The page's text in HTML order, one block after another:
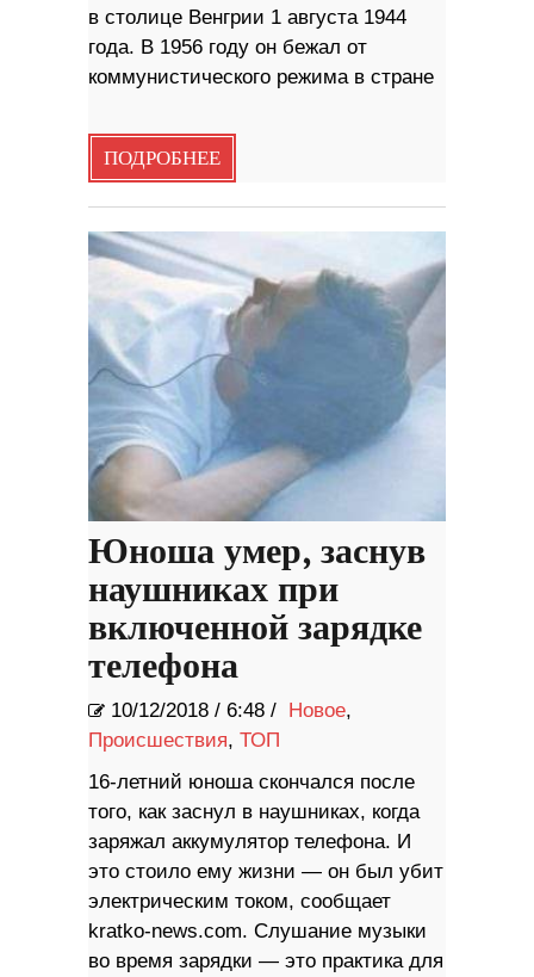
в столице Венгрии 1 августа 1944
года. В 1956 году он бежал от
коммунистического режима в стране
ПОДРОБНЕЕ
Юноша умер, заснув
наушниках при
включенной зарядке
телефона
10/12/2018 / 6:48 / Новое,
Происшествия, ТОП
16-летний юноша скончался после
того, как заснул в наушниках, когда
заряжал аккумулятор телефона. И
это стоило ему жизни — он был убит
электрическим током, сообщает
kratko-news.com. Слушание музыки
во время зарядки — это практика для